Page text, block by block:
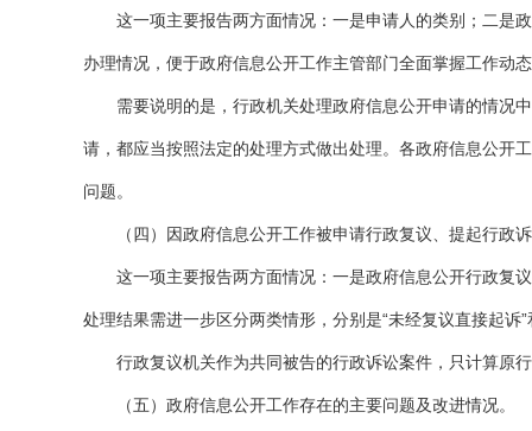
这一项主要报告两方面情况：一是申请人的类别；二是政
办理情况，便于政府信息公开工作主管部门全面掌握工作动
需要说明的是，行政机关处理政府信息公开申请的情况中
请，都应当按照法定的处理方式做出处理。各政府信息公开
问题。
（四）因政府信息公开工作被申请行政复议、提起行政
这一项主要报告两方面情况：一是政府信息公开行政复议
处理结果需进一步区分两类情形，分别是“未经复议直接起诉”
行政复议机关作为共同被告的行政诉讼案件，只计算原
（五）政府信息公开工作存在的主要问题及改进情况。